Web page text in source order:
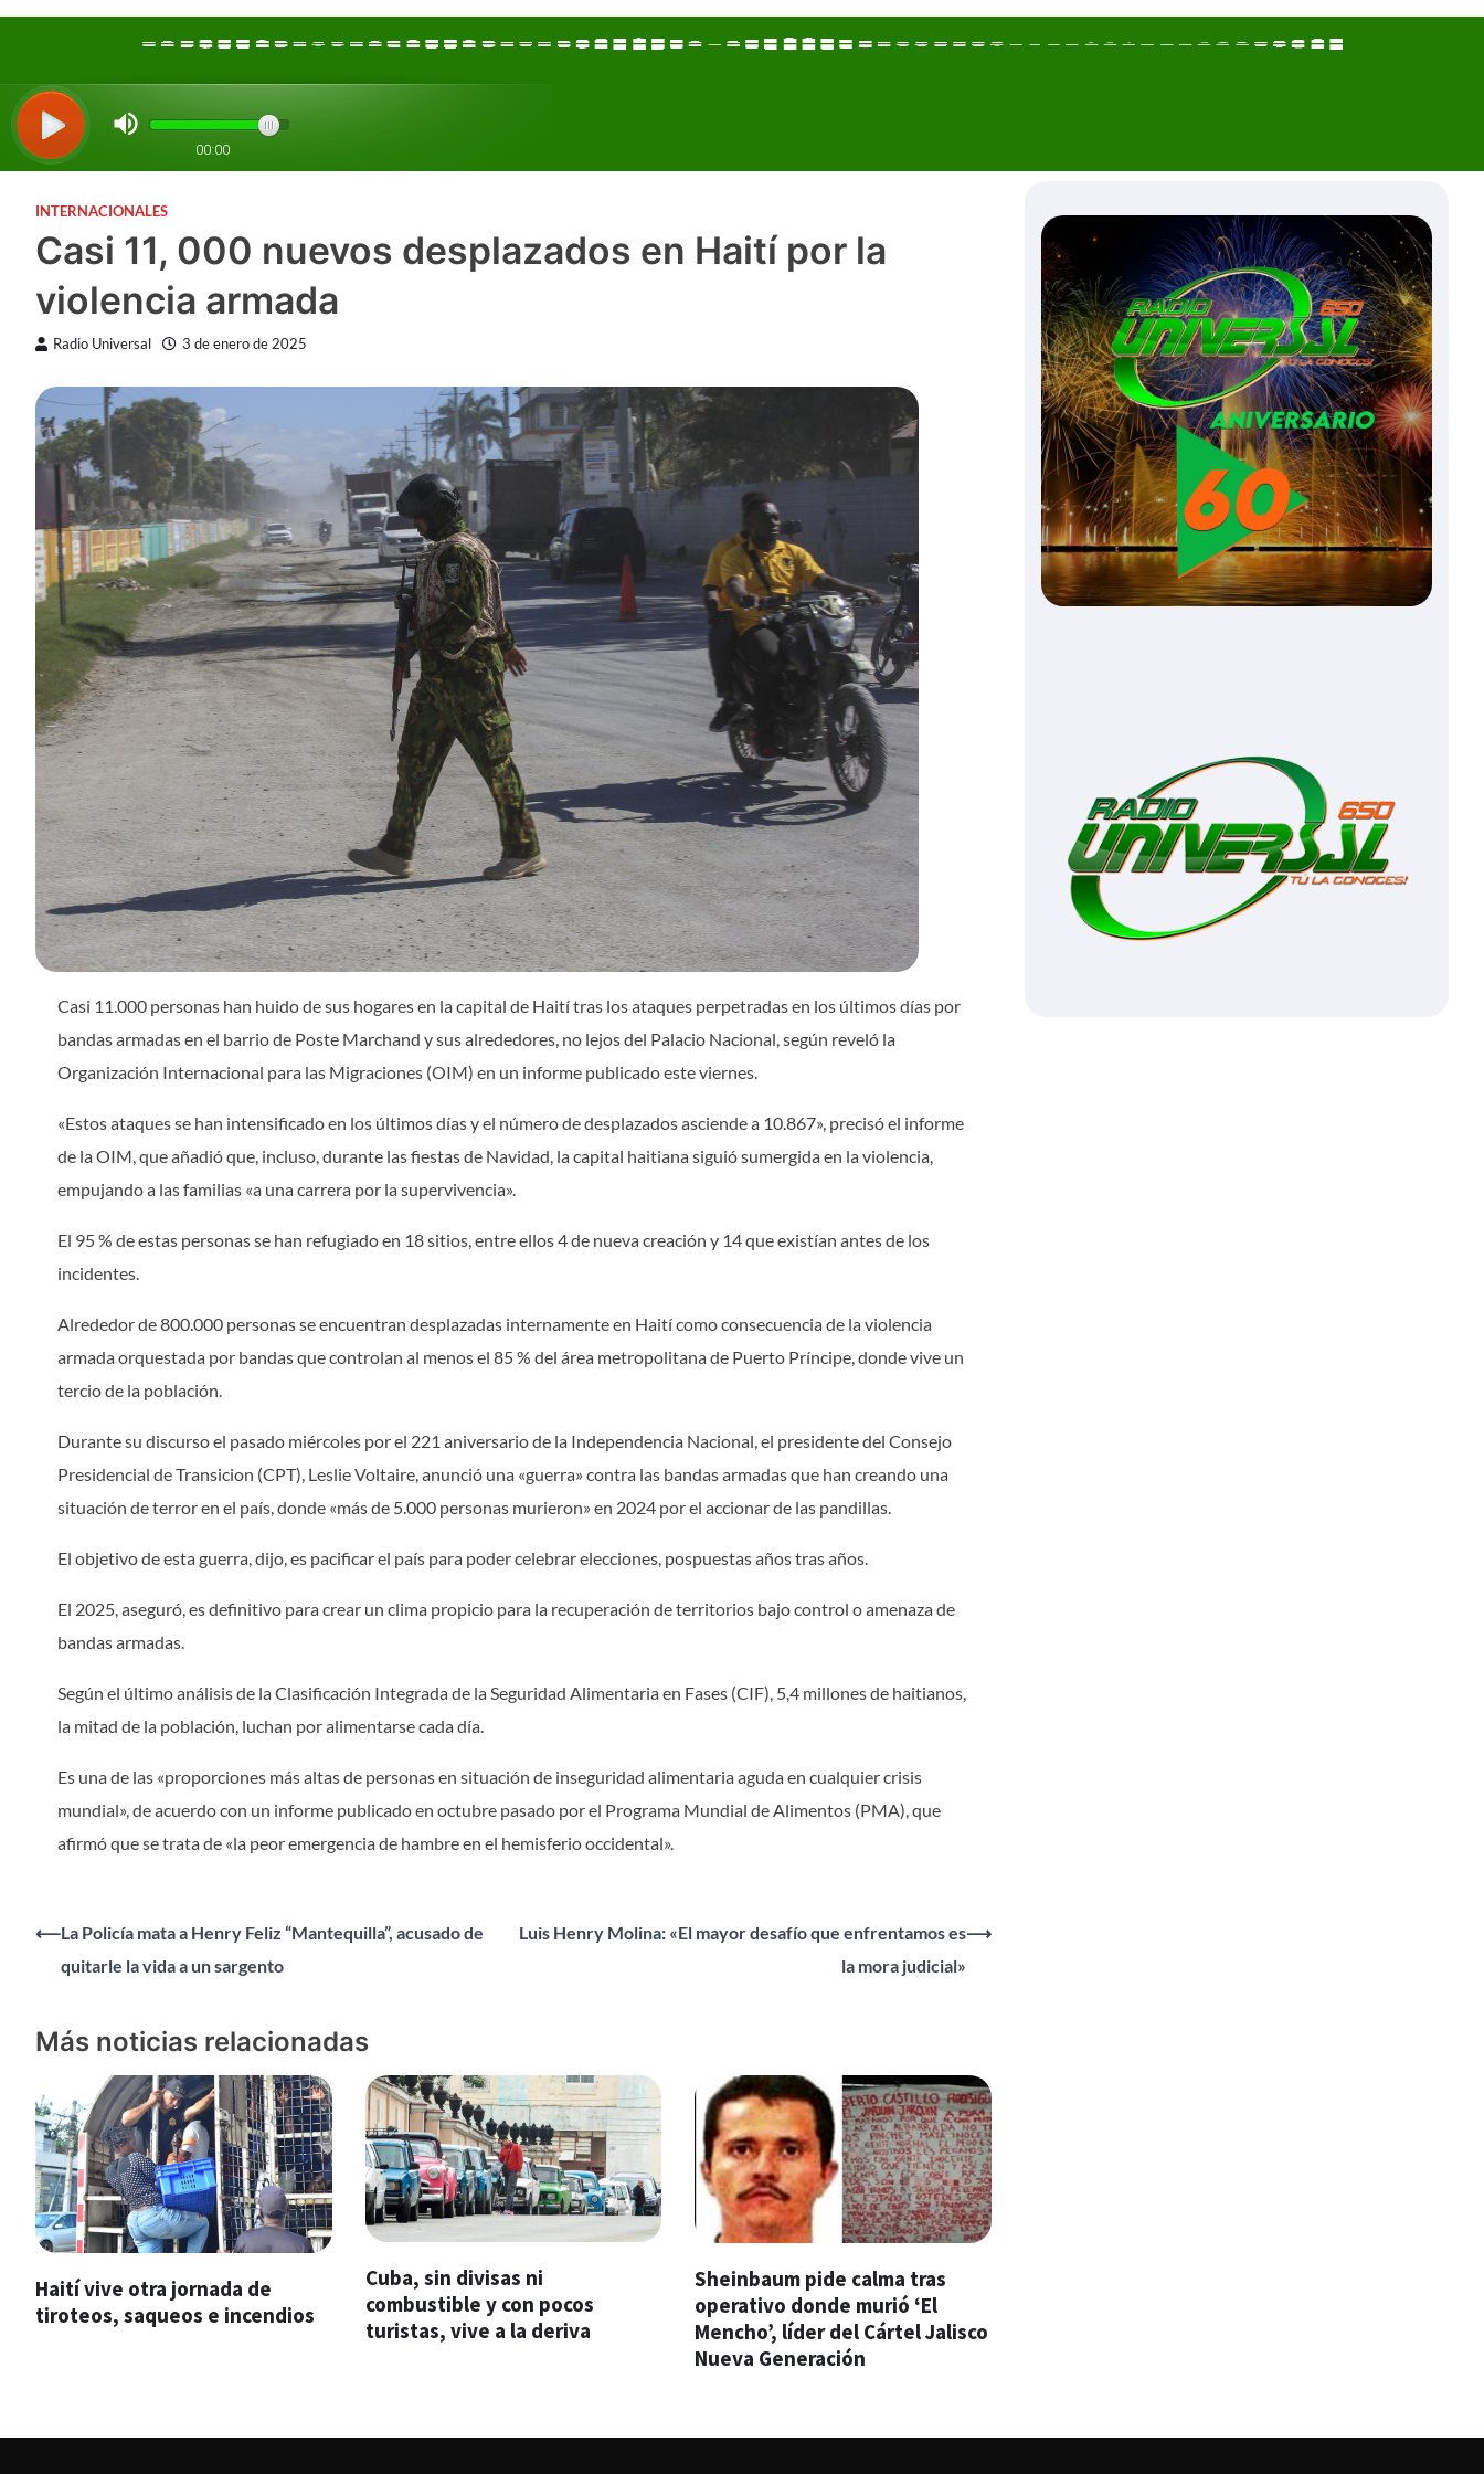
INTERNACIONALES
Casi 11, 000 nuevos desplazados en Haití por la
violencia armada
Radio Universal 3 de enero de 2025
Casi 11.000 personas han huido de sus hogares en la capital de Haití tras los ataques perpetradas en los últimos días por
bandas armadas en el barrio de Poste Marchand y sus alrededores, no lejos del Palacio Nacional, según reveló la
Organización Internacional para las Migraciones (OIM) en un informe publicado este viernes.
«Estos ataques se han intensificado en los últimos días y el número de desplazados asciende a 10.867», precisó el informe
de la OIM, que añadió que, incluso, durante las fiestas de Navidad, la capital haitiana siguió sumergida en la violencia,
empujando a las familias «a una carrera por la supervivencia».
El 95 % de estas personas se han refugiado en 18 sitios, entre ellos 4 de nueva creación y 14 que existían antes de los
incidentes.
Alrededor de 800.000 personas se encuentran desplazadas internamente en Haití como consecuencia de la violencia
armada orquestada por bandas que controlan al menos el 85 % del área metropolitana de Puerto Príncipe, donde vive un
tercio de la población.
Durante su discurso el pasado miércoles por el 221 aniversario de la Independencia Nacional, el presidente del Consejo
Presidencial de Transicion (CPT), Leslie Voltaire, anunció una «guerra» contra las bandas armadas que han creando una
situación de terror en el país, donde «más de 5.000 personas murieron» en 2024 por el accionar de las pandillas.
El objetivo de esta guerra, dijo, es pacificar el país para poder celebrar elecciones, pospuestas años tras años.
El 2025, aseguró, es definitivo para crear un clima propicio para la recuperación de territorios bajo control o amenaza de
bandas armadas.
Según el último análisis de la Clasificación Integrada de la Seguridad Alimentaria en Fases (CIF), 5,4 millones de haitianos,
la mitad de la población, luchan por alimentarse cada día.
Es una de las «proporciones más altas de personas en situación de inseguridad alimentaria aguda en cualquier crisis
mundial», de acuerdo con un informe publicado en octubre pasado por el Programa Mundial de Alimentos (PMA), que
afirmó que se trata de «la peor emergencia de hambre en el hemisferio occidental».
Navegación
⟵La Policía mata a Henry Feliz “Mantequilla”, acusado de
quitarle la vida a un sargento
Luis Henry Molina: «El mayor desafío que enfrentamos es
la mora judicial»
⟶
Más noticias relacionadas
Haití vive otra jornada de
tiroteos, saqueos e incendios
Cuba, sin divisas ni
combustible y con pocos
turistas, vive a la deriva
Sheinbaum pide calma tras
operativo donde murió ‘El
Mencho’, líder del Cártel Jalisco
Nueva Generación